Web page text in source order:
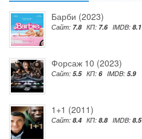
Барби (2023)
Сайт: 7.8 КП: 7.6 IMDB: 8.1
Форсаж 10 (2023)
Сайт: 5.5 КП: 6 IMDB: 5.9
1+1 (2011)
Сайт: 8.4 КП: 8.8 IMDB: 8.5